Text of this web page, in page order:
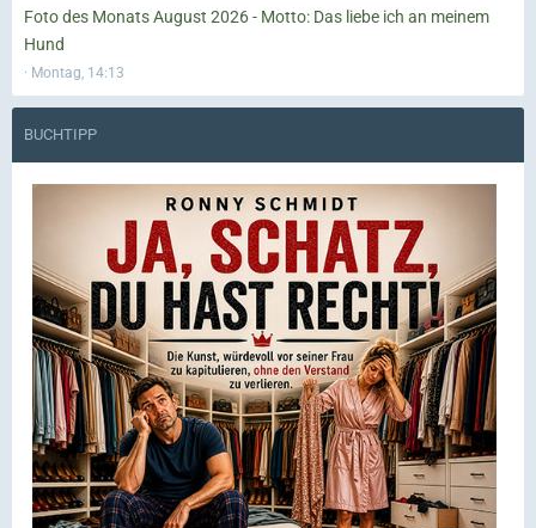
Foto des Monats August 2026 - Motto: Das liebe ich an meinem
Hund
Montag, 14:13
BUCHTIPP